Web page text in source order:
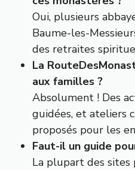
Oui, plusieurs
Baume-les-
des retraites
La
aux familles ?
Absolument ! Des
guidées, et ateliers
proposés pour les
Faut-il un guide
La plupart des sites